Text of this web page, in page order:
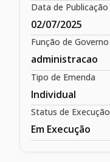
Data de Publicação
02/07/2025
Função de Governo
administracao
Tipo de Emenda
Individual
Status de Execução
Em Execução